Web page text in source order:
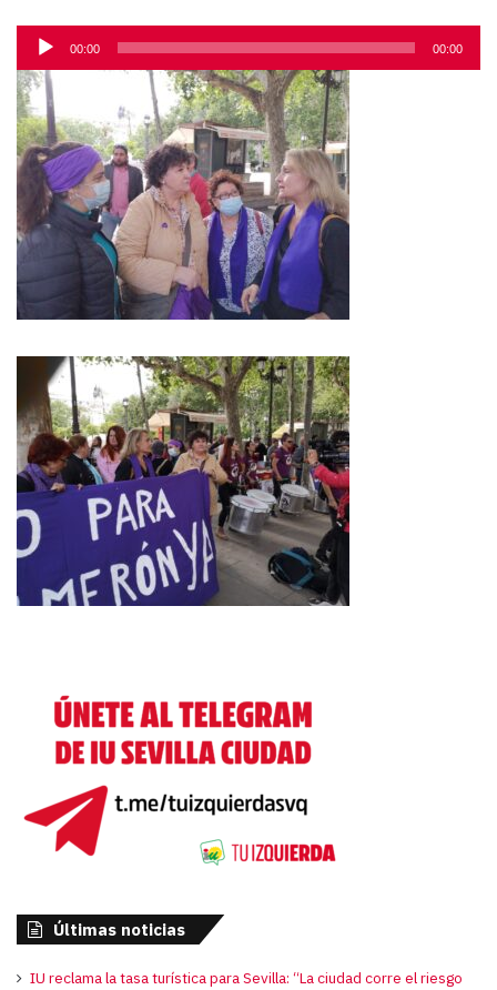
Reproductor
de
audio
00:00 00:00
Últimas noticias
IU reclama la tasa turística para Sevilla: “La ciudad corre el riesgo